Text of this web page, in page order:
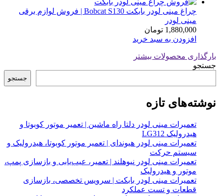
چراغ مینی لودر بابکت Bobcat S130 | فروش لوازم برقی
مینی لودر
1,880,000 تومان
افزودن به سبد خرید
بارگذاری محصولات بیشتر
جستجو
جستجو
نوشته‌های تازه
تعمیرات مینی لودر دلتا راه ماشین | تعمیر موتور کوبوتا و
هیدرولیک LG312
تعمیرات مینی لودر هیوندای | تعمیر موتور کوبوتا، هیدرولیک و
سیستم حرکت
تعمیرات مینی لودر نیوهلند | تعمیر، عیب‌یابی و بازسازی پمپ،
موتور و هیدرولیک
تعمیرات مینی لودر بابکت | سرویس تخصصی، بازسازی
قطعات و تست عملکرد